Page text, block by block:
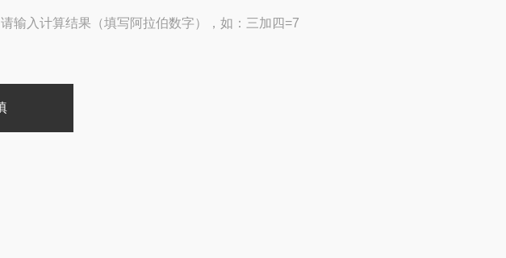
请输入计算结果（填写阿拉伯数字），如：三加四=7